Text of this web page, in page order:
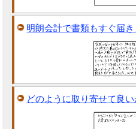
明朗会計で書類もすぐ届き
どのように取り寄せて良